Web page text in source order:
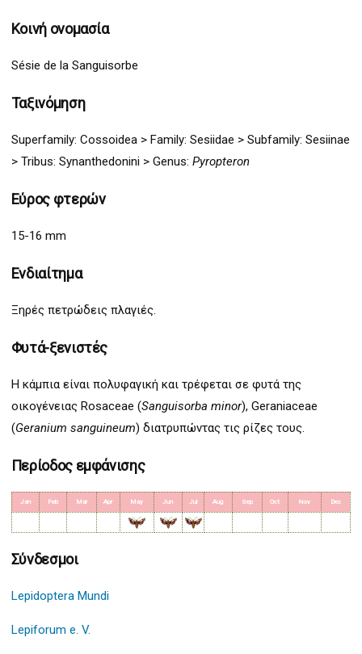
Κοινή ονομασία
Sésie de la Sanguisorbe
Ταξινόμηση
Superfamily: Cossoidea > Family: Sesiidae > Subfamily: Sesiinae
> Tribus: Synanthedonini > Genus: Pyropteron
Εύρος φτερών
15-16 mm
Ενδιαίτημα
Ξηρές πετρώδεις πλαγιές.
Φυτά-ξενιστές
Η κάμπια είναι πολυφαγική και τρέφεται σε φυτά της
οικογένειας Rosaceae (Sanguisorba minor), Geraniaceae
(Geranium sanguineum) διατρυπώντας τις ρίζες τους.
Περίοδος εμφάνισης
Jan Feb Mar Apr May Jun Jul Aug Sep Oct Nov Dec
Σύνδεσμοι
Lepidoptera Mundi
Lepiforum e. V.